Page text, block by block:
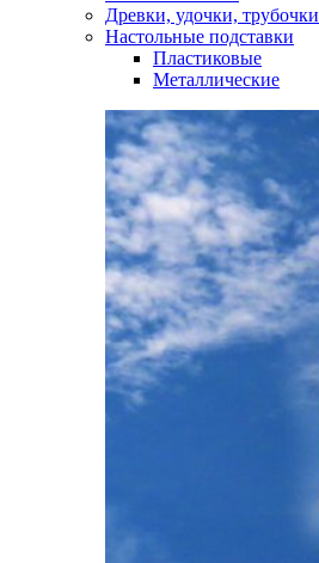
Древки, удочки, трубочки
Настольные подставки
Пластиковые
Металлические